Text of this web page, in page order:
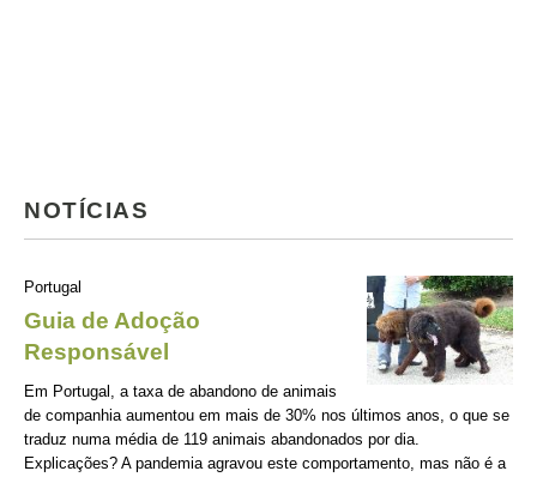
NOTÍCIAS
Portugal
Guia de Adoção
Responsável
Em Portugal, a taxa de abandono de animais
de companhia aumentou em mais de 30% nos últimos anos, o que se
traduz numa média de 119 animais abandonados por dia.
Explicações? A pandemia agravou este comportamento, mas não é a